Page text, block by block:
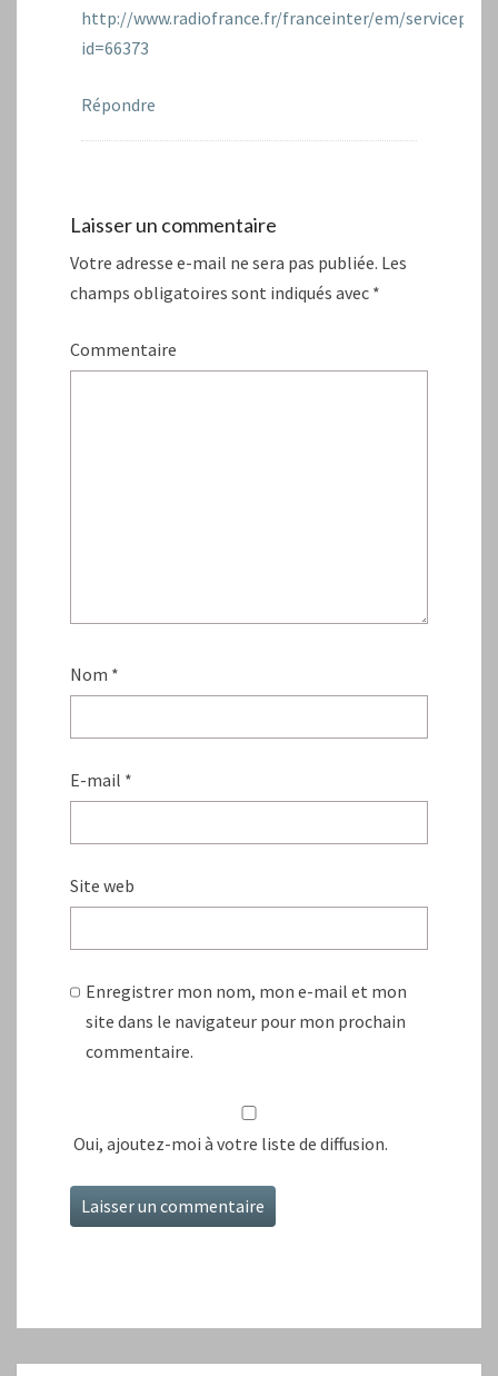
http://www.radiofrance.fr/franceinter/em/
id=66373
Répondre
Laisser un commentaire
Votre adresse e-mail ne sera pas publiée. Les
champs obligatoires sont indiqués avec *
Commentaire
Nom *
E-mail *
Site web
Enregistrer mon nom, mon e-mail et mon
site dans le navigateur pour mon prochain
commentaire.
Oui, ajoutez-moi à votre liste de diffusion.